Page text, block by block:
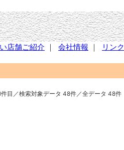
店舗ご紹介 ｜ 会社情報 ｜ リンク
件目／検索対象データ 48件／全データ 48件